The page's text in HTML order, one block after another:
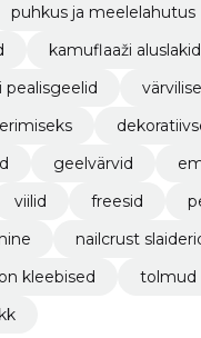
puhkus ja meelelahutus
kamuflaaži aluslakid
pealisgeelid
geelvärvid
viilid freesid
nailcrust
kleebised tolmud